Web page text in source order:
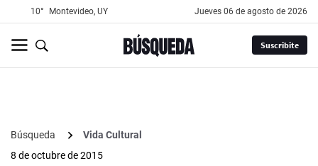
10° Montevideo, UY jueves 06 de agosto de 2026
Suscribite
Búsqueda
Vida Cultural
8 de octubre de 2015